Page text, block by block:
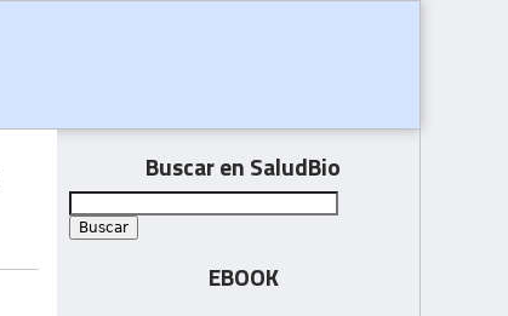
Buscar en SaludBio
EBOOK